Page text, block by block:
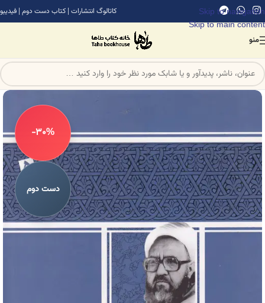
Skip to navigation
Skip to main content
کاتالوگ انتشارات | کتاب دست دوم | فیدیبو
منو
-30%
دست دوم